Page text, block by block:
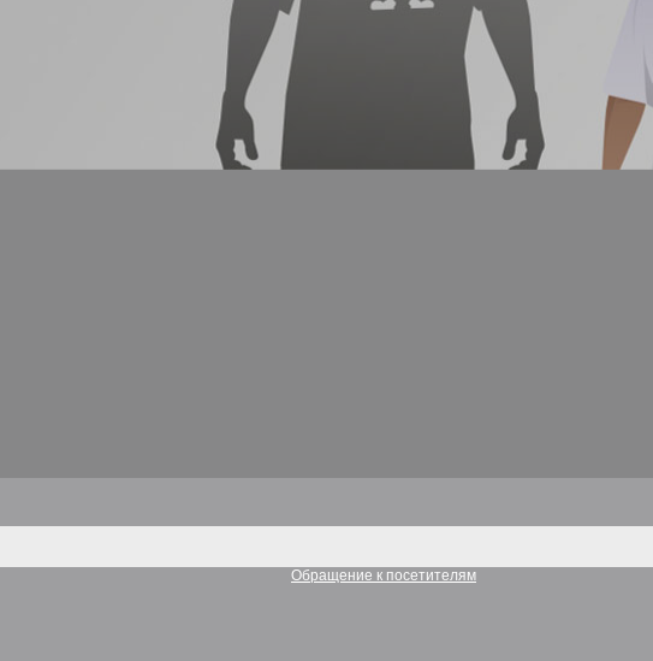
Обращение к посетителям